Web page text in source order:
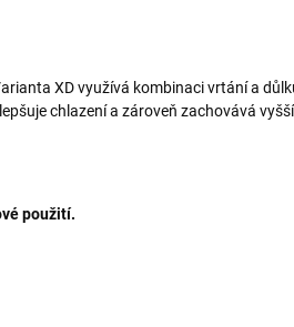
XD využívá kombinaci vrtání a
chlazení a zároveň zachovává
použití.